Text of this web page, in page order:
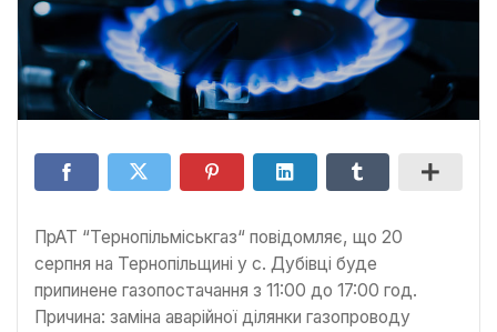
ПрАТ “Тернопільміськгаз“ повідомляє, що 20
серпня на Тернопільщині у с. Дубівці буде
припинене газопостачання з 11:00 до 17:00 год.
Причина: заміна аварійної ділянки газопроводу